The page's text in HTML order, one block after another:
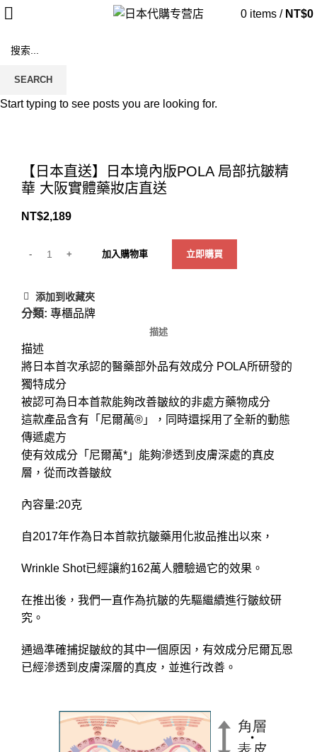
0 items / NT$0
【日本直送】日本境內版POLA 局部抗皺精
華 大阪實體藥妝店直送
NT$2,189
加入購物車 立即購買
添加到收藏夾
分類: 專櫃品牌
描述
描述
將日本首次承認的醫藥部外品有效成分 POLA所研發的
獨特成分
被認可為日本首款能夠改善皺紋的非處方藥物成分
這款產品含有「尼爾萬®」，同時還採用了全新的動態
傳遞處方
使有效成分「尼爾萬*」能夠滲透到皮膚深處的真皮
層，從而改善皺紋
內容量:20克
自2017年作為日本首款抗皺藥用化妝品推出以來，
Wrinkle Shot已經讓約162萬人體驗過它的效果。
在推出後，我們一直作為抗皺的先驅繼續進行皺紋研
究。
通過準確捕捉皺紋的其中一個原因，有效成分尼爾瓦恩
已經滲透到皮膚深層的真皮，並進行改善。
SEARCH
Start typing to see posts you are looking for.